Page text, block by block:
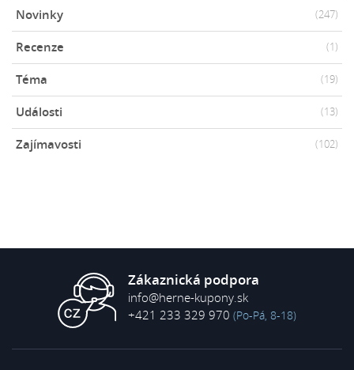
Novinky (247)
Recenze (1)
Téma (19)
Události (13)
Zajímavosti (102)
Zákaznická podpora
info@herne-kupony.sk
+421 233 329 970 (Po-Pá, 8-18)